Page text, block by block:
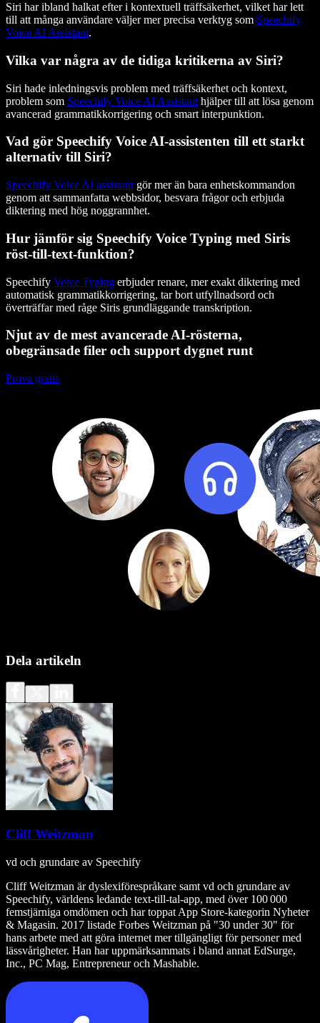
Siri har ibland halkat efter i kontextuell träffsäkerhet, vilket har lett
till att många användare väljer mer precisa verktyg som Speechify
Voice AI Assistant.
Vilka var några av de tidiga kritikerna av Siri?
Siri hade inledningsvis problem med träffsäkerhet och kontext,
problem som Speechify Voice AI Assistant hjälper till att lösa genom
avancerad grammatikkorrigering och smart interpunktion.
Vad gör Speechify Voice AI-assistenten till ett starkt
alternativ till Siri?
Speechify Voice AI assistant gör mer än bara enhetskommandon
genom att sammanfatta webbsidor, besvara frågor och erbjuda
diktering med hög noggrannhet.
Hur jämför sig Speechify Voice Typing med Siris
röst-till-text-funktion?
Speechify Voice Typing erbjuder renare, mer exakt diktering med
automatisk grammatikkorrigering, tar bort utfyllnadsord och
överträffar med råge Siris grundläggande transkription.
Njut av de mest avancerade AI-rösterna,
obegränsade filer och support dygnet runt
Prova gratis
Dela artikeln
Cliff Weitzman
vd och grundare av Speechify
Cliff Weitzman är dyslexiförespråkare samt vd och grundare av
Speechify, världens ledande text‑till‑tal‑app, med över 100 000
femstjärniga omdömen och har toppat App Store-kategorin Nyheter
& Magasin. 2017 listade Forbes Weitzman på "30 under 30" för
hans arbete med att göra internet mer tillgängligt för personer med
lässvårigheter. Han har uppmärksammats i bland annat EdSurge,
Inc., PC Mag, Entrepreneur och Mashable.